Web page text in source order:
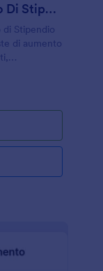
Modulo Di Richiesta Aumento Di Stipendio
Stipendio
di aumento
richiesto, lo
dei
la firma
per